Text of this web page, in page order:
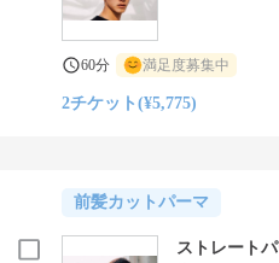
60分 満足度募集中
2チケット(¥5,775)
前髪カットパーマ
ストレート